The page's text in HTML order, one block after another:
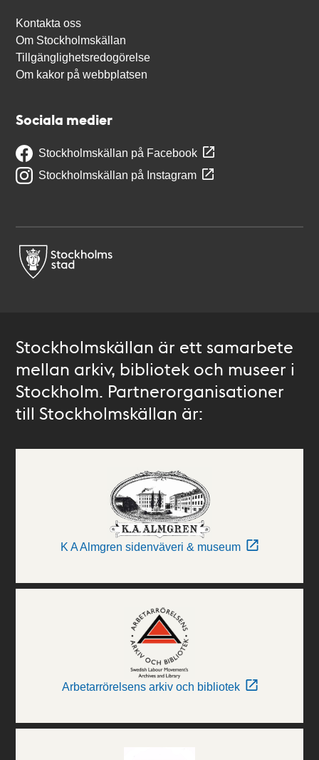
Kontakta oss
Om Stockholmskällan
Tillgänglighetsredogörelse
Om kakor på webbplatsen
Sociala medier
Stockholmskällan på Facebook
Stockholmskällan på Instagram
Stockholmskällan är ett samarbete
mellan arkiv, bibliotek och museer i
Stockholm. Partnerorganisationer
till Stockholmskällan är:
K A Almgren sidenväveri & museum
Arbetarrörelsens arkiv och bibliotek